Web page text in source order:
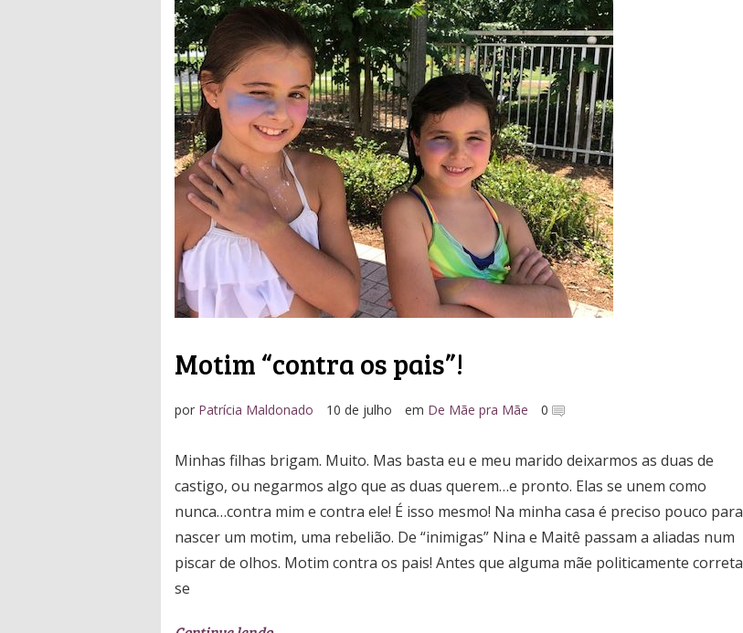
Motim “contra os pais”!
por Patrícia Maldonado 10 de julho em De Mãe pra Mãe 0
Minhas filhas brigam. Muito. Mas basta eu e meu marido deixarmos as duas de
castigo, ou negarmos algo que as duas querem…e pronto. Elas se unem como
nunca…contra mim e contra ele! É isso mesmo! Na minha casa é preciso pouco para
nascer um motim, uma rebelião. De “inimigas” Nina e Maitê passam a aliadas num
piscar de olhos. Motim contra os pais! Antes que alguma mãe politicamente correta
se